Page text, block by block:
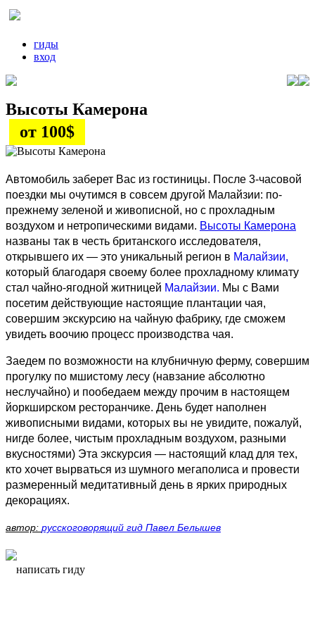
гиды
вход
Высоты Камерона
от 100$
Автомобиль заберет Вас из гостиницы. После 3-часовой
поездки мы очутимся в совсем другой Малайзии: по-
прежнему зеленой и живописной, но с прохладным
воздухом и нетропическими видами. Высоты Камерона
названы так в честь британского исследователя,
открывшего их — это уникальный регион в Малайзии,
который благодаря своему более прохладному климату
стал чайно-ягодной житницей Малайзии. Мы с Вами
посетим действующие настоящие плантации чая,
совершим экскурсию на чайную фабрику, где сможем
увидеть воочию процесс производства чая.
Заедем по возможности на клубничную ферму, совершим
прогулку по мшистому лесу (навзание абсолютно
неслучайно) и пообедаем между прочим в настоящем
йоркширском ресторанчике. День будет наполнен
живописными видами, которых вы не увидите, пожалуй,
нигде более, чистым прохладным воздухом, разными
вкусностями) Эта экскурсия — настоящий клад для тех,
кто хочет вырваться из шумного мегаполиса и провести
размеренный медитативный день в ярких природных
декорациях.
автор: русскоговорящий гид Павел Белышев
написать гиду